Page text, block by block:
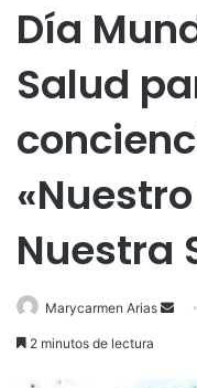
Día
Salud
Nuestra
Marycarmen Arias
2 minutos de lectura